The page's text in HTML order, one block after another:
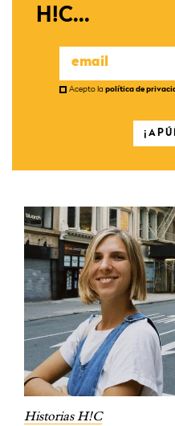
H!C...
Acepto la política de
Historias H!C